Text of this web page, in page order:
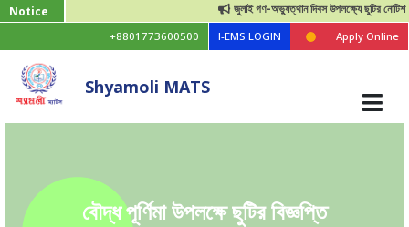
Notice জুলাই গণ-অভ্যুত্থান দিবস উপলক্ষ্যে ছুটির নোটিশ।
+8801773600500 I-EMS LOGIN Apply Online
Shyamoli MATS
বৌদ্ধ পূর্ণিমা উপলক্ষে ছুটির বিজ্ঞপ্তি